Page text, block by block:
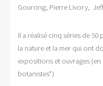
Gourong, Pierre Livory,
Il a réalisé cinq séries de
la nature et la mer qui ont
expositions et ouvrages
botanistes*)